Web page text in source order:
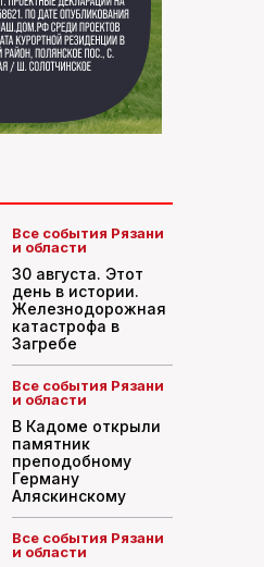
Все события Рязани
и области
30 августа. Этот
день в истории.
Железнодорожная
катастрофа в
Загребе
Все события Рязани
и области
В Кадоме открыли
памятник
преподобному
Герману
Аляскинскому
Все события Рязани
и области